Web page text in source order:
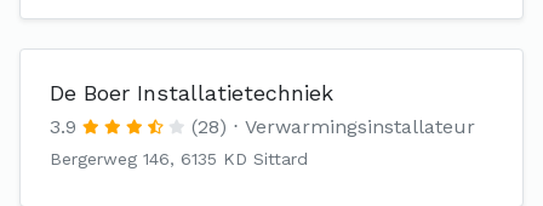
De Boer Installatietechniek
3.9 (28) Verwarmingsinstallateur
Bergerweg 146, 6135 KD Sittard